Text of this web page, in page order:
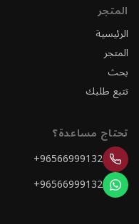
المتجر
الرئيسية
المتجر
بحث
تتبع طلبك
تحتاج مساعدة؟
+96566999132
+96566999132